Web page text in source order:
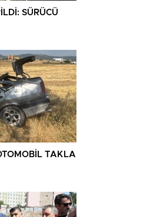
SÜRÜCÜ
TAKLA